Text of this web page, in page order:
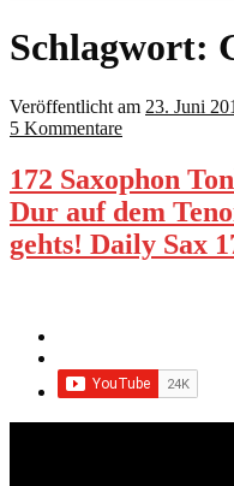
Schlagwort:
Veröffentlicht am 23. Juni
5 Kommentare
172 Saxophon
Dur auf dem
gehts! Daily Sax